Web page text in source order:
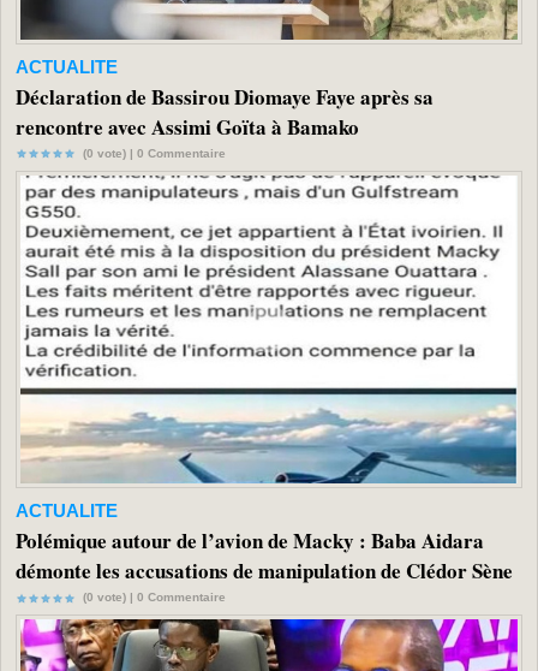
ACTUALITE
Déclaration de Bassirou Diomaye Faye après sa
rencontre avec Assimi Goïta à Bamako
(0 vote) | 0 Commentaire
ACTUALITE
Polémique autour de l’avion de Macky : Baba Aidara
démonte les accusations de manipulation de Clédor Sène
(0 vote) | 0 Commentaire